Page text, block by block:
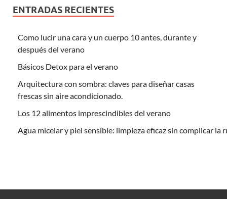
ENTRADAS RECIENTES
Como lucir una cara y un cuerpo 10 antes, durante y
después del verano
Básicos Detox para el verano
Arquitectura con sombra: claves para diseñar casas
frescas sin aire acondicionado.
Los 12 alimentos imprescindibles del verano
Agua micelar y piel sensible: limpieza eficaz sin complicar la